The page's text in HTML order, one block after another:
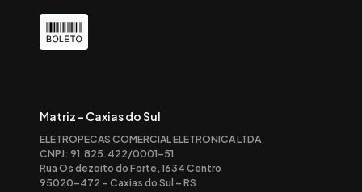
Matriz - Caxias do Sul
ELETROPECAS COMERCIAL ELETRONICA LTDA
CNPJ: 91.825.422/0001-51
Rua Os dezoito do Forte, 1634 Centro
95020-472 – Caxias do Sul – RS